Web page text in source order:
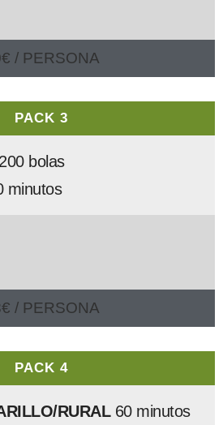
/ PERSONA
PACK 3
bolas
minutos
/ PERSONA
PACK 4
RURAL60 minutos